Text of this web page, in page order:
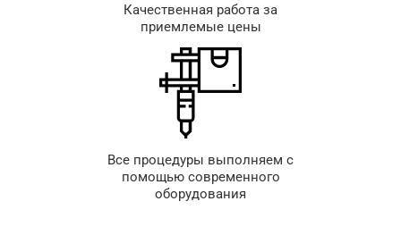
Качественная работа за
приемлемые цены
Все процедуры выполняем с
помощью современного
оборудования